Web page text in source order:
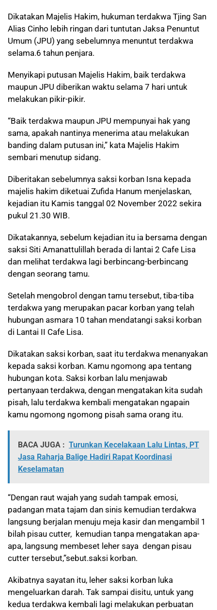
Dikatakan Majelis Hakim, hukuman terdakwa Tjing San
Alias Cinho lebih ringan dari tuntutan Jaksa Penuntut
Umum (JPU) yang sebelumnya menuntut terdakwa
selama.6 tahun penjara.
Menyikapi putusan Majelis Hakim, baik terdakwa
maupun JPU diberikan waktu selama 7 hari untuk
melakukan pikir-pikir.
“Baik terdakwa maupun JPU mempunyai hak yang
sama, apakah nantinya menerima atau melakukan
banding dalam putusan ini,” kata Majelis Hakim
sembari menutup sidang.
Diberitakan sebelumnya saksi korban Isna kepada
majelis hakim diketuai Zufida Hanum menjelaskan,
kejadian itu Kamis tanggal 02 November 2022 sekira
pukul 21.30 WIB.
Dikatakannya, sebelum kejadian itu ia bersama dengan
saksi Siti Amanattulillah berada di lantai 2 Cafe Lisa
dan melihat terdakwa lagi berbincang-berbincang
dengan seorang tamu.
Setelah mengobrol dengan tamu tersebut, tiba-tiba
terdakwa yang merupakan pacar korban yang telah
hubungan asmara 10 tahan mendatangi saksi korban
di Lantai II Cafe Lisa.
Dikatakan saksi korban, saat itu terdakwa menanyakan
kepada saksi korban. Kamu ngomong apa tentang
hubungan kota. Saksi korban lalu menjawab
pertanyaan terdakwa, dengan mengatakan kita sudah
pisah, lalu terdakwa kembali mengatakan ngapain
kamu ngomong ngomong pisah sama orang itu.
BACA JUGA : Turunkan Kecelakaan Lalu Lintas, PT
Jasa Raharja Balige Hadiri Rapat Koordinasi
Keselamatan
“Dengan raut wajah yang sudah tampak emosi,
padangan mata tajam dan sinis kemudian terdakwa
langsung berjalan menuju meja kasir dan mengambil 1
bilah pisau cutter, kemudian tanpa mengatakan apa-
apa, langsung membeset leher saya dengan pisau
cutter tersebut,”sebut.saksi korban.
Akibatnya sayatan itu, leher saksi korban luka
mengeluarkan darah. Tak sampai disitu, untuk yang
kedua terdakwa kembali lagi melakukan perbuatan